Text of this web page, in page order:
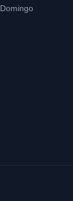
Domingo